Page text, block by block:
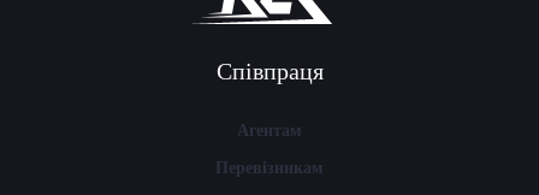
Співпраця
Агентам
Перевізникам